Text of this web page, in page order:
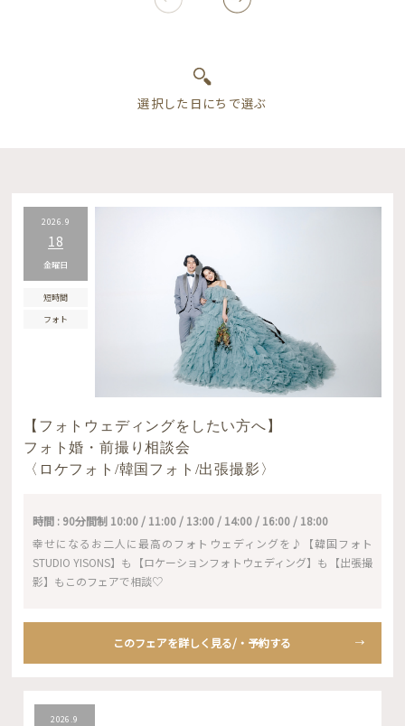
2026.9
18
金曜日
短時間
フォト
【フォトウェディングをしたい方へ】
フォト婚・前撮り相談会
〈ロケフォト/韓国フォト/出張撮影〉
時間 : 90分間制 10:00 / 11:00 / 13:00 / 14:00 / 16:00 / 18:00
幸せになるお二人に最高のフォトウェディングを♪【韓国フォト
STUDIO YISONS】も【ロケーションフォトウェディング】も【出張撮
影】もこのフェアで相談♡
このフェアを詳しく見る/・予約する
2026.9